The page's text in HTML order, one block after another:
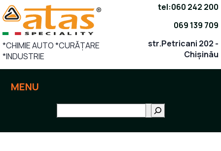
Sari
la
conținut
*CHIMIE AUTO *CURĂȚARE
*INDUSTRIE
tel:060 242 200
069 139 709
str.Petricani 202 -
Chișinău
MENU